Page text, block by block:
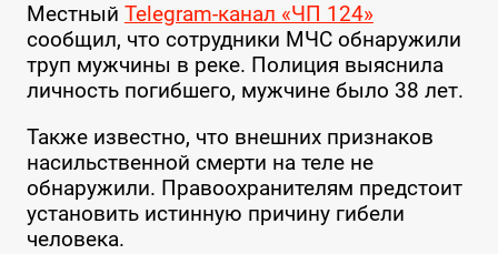
Местный Telegram-канал «ЧП 124»
сообщил, что сотрудники МЧС обнаружили
труп мужчины в реке. Полиция выяснила
личность погибшего, мужчине было 38 лет.
Также известно, что внешних признаков
насильственной смерти на теле не
обнаружили. Правоохранителям предстоит
установить истинную причину гибели
человека.